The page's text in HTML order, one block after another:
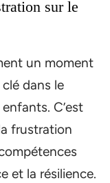
sur le
un moment
dans le
C’est
frustration
et la résilience.